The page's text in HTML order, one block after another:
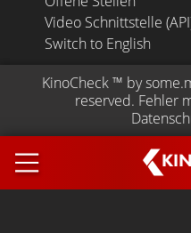
Video Schnittstelle
Switch to English
KinoCheck ™ by
reserved. Fehler